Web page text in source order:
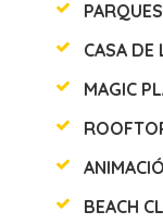
CASA DE
MAGIC
BEACH